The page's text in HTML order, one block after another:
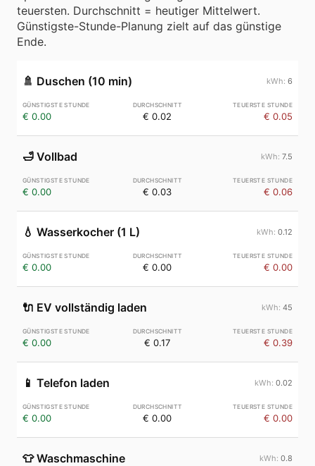
teuersten. Durchschnitt = heutiger Mittelwert.
Günstigste-Stunde-Planung zielt auf das günstige
Ende.
🚿 Duschen (10 min) 6
€ 0.00 € 0.02 € 0.05
🛁 Vollbad 7.5
€ 0.00 € 0.03 € 0.06
💧 Wasserkocher (1 L) 0.12
€ 0.00 € 0.00 € 0.00
🔌 EV vollständig laden 45
€ 0.00 € 0.17 € 0.39
📱 Telefon laden 0.02
€ 0.00 € 0.00 € 0.00
👕 Waschmaschine 0.8